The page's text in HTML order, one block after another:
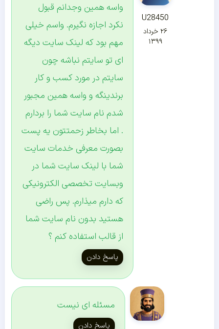
U28450
۲۶ خرداد
۱۳۹۹
واسه همین وجدانم قبول
نکرد اجازه نگیرم. واسم خیلی
مهم بود که لینک سایت دیگه
ای تو سایتم نباشه چون
سایتم در مورد کسب و کار
برندینگه و واسه همین مجبور
شدم نام سایت شما را بردارم
. اما بخاطر زحمتتون یه پست
بصورت معرفی خدمات سایت
شما با لینک سایت شما در
وبسایت تخصصی الکترونیکی
که دارم میذارم. پس راضی
هستید بدون نام سایت شما
از قالب استفاده کنم ؟
پاسخ دادن
مسئله ای نیست
پاسخ دادن